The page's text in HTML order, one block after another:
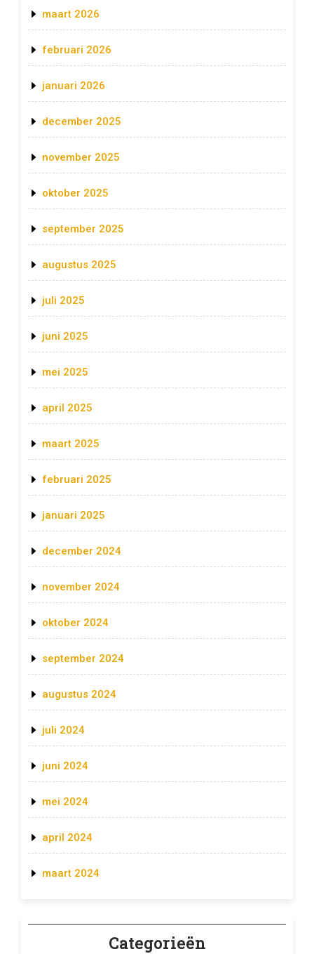
maart 2026
februari 2026
januari 2026
december 2025
november 2025
oktober 2025
september 2025
augustus 2025
juli 2025
juni 2025
mei 2025
april 2025
maart 2025
februari 2025
januari 2025
december 2024
november 2024
oktober 2024
september 2024
augustus 2024
juli 2024
juni 2024
mei 2024
april 2024
maart 2024
Categorieën